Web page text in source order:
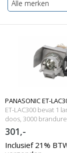
Alle merken
PANASONIC ET-
lampmodule
ET-LAC300 bevat 1
doos, 3000
Watt
301,-
Inclusief 21%